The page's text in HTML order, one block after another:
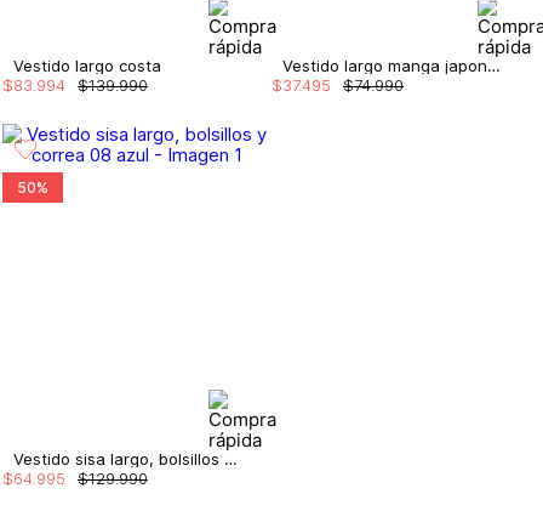
Vestido largo costa
$139.990
$83 994
Vestido largo manga japonesa frente drap
$74.990
$37.495
50%
Vestido sisa largo, bolsillos y correa
$129.990
$64 995